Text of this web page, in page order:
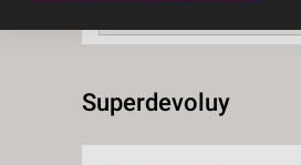
Superdevoluy